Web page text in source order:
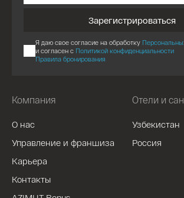
Компания
О нас
Управление и франшиза
Карьера
Контакты
Отели и
Узбекистан
Россия
Зарегистрироваться
Я даю свое согласие на обработку
и согласен с Политикой конфиденциальности
Правила бронирования